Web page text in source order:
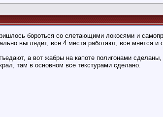
бороться со слетающими локосями и
выглядит, все 4 места работают, все мнется и
а вот жабры на капоте полигонами сделаны,
там в основном все текстурами сделано.